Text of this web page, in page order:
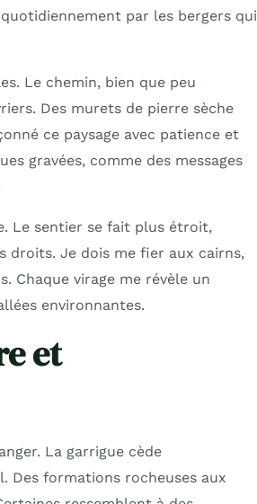
par les bergers qui
Le chemin, bien que peu
Des murets de pierre sèche
ce paysage avec patience et
gravées, comme des messages
Le sentier se fait plus étroit,
droits. Je dois me fier aux cairns,
Chaque virage me révèle un
environnantes.
et
La garrigue cède
Des formations rocheuses aux